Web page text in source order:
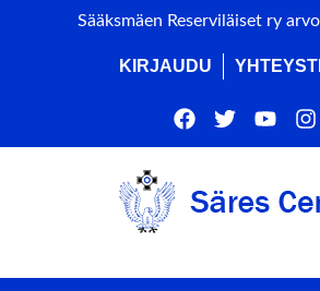
Sääksmäen Reserviläiset ry
KIRJAUDU